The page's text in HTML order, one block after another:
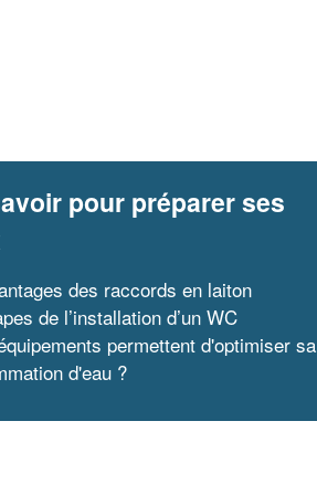
pour préparer ses
des raccords en laiton
de l’installation d’un WC
permettent d'optimiser sa
d'eau ?